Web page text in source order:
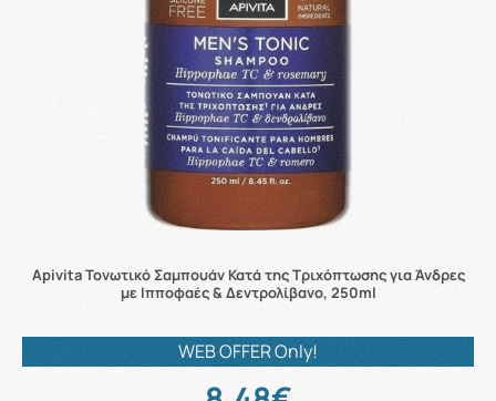
Apivita Τονωτικό Σαμπουάν Κατά της Τριχόπτωσης για Άνδρες
με Ιπποφαές & Δεντρολίβανο, 250ml
WEB OFFER Only!